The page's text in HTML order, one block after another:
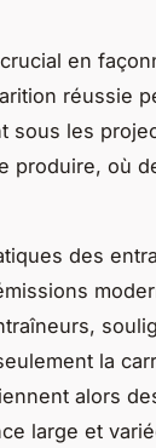
en
réussie
sous les
produire, où
des
la
alors
large et